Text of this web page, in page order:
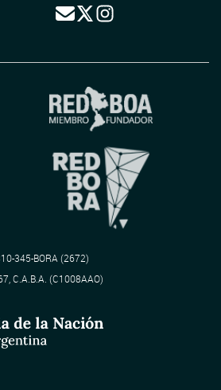
345-BORA (2672)
C.A.B.A. (C1008AAO)